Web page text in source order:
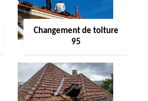
Changement de toiture
95